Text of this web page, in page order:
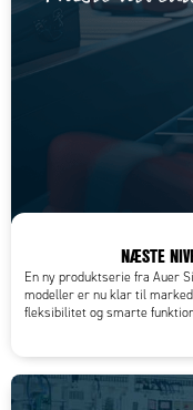
NÆSTE
En ny produktserie fra Auer
modeller er nu klar til
fleksibilitet og smarte